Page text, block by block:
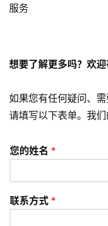
优
数
销
P
服务
想要了解更多吗？欢
如果您有任何疑问、
请填写以下表单。我
您的姓名 *
联系方式 *